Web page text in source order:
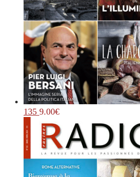
135 9.00€